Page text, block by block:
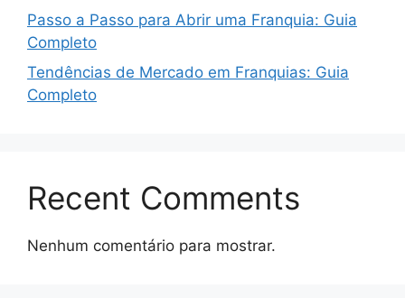
Passo a Passo para Abrir uma Franquia: Guia
Completo
Tendências de Mercado em Franquias: Guia
Completo
Recent Comments
Nenhum comentário para mostrar.